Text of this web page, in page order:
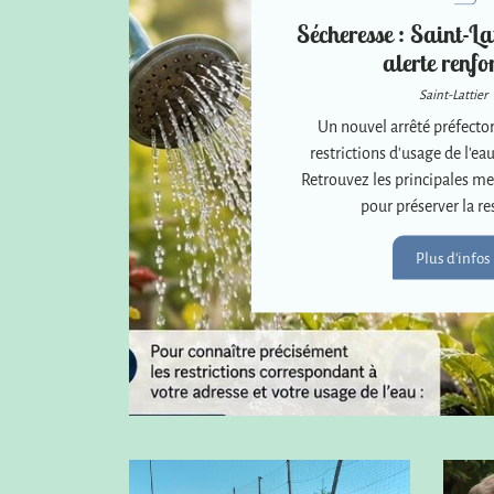
Sécheresse : Saint-
alerte
Saint-Lattier
Un nouvel arrêté
restrictions d'usage de
Retrouvez les principales
pour préserver la
Plus d'infos